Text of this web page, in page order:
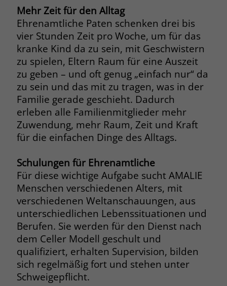
Mehr Zeit für den Alltag
Ehrenamtliche Paten schenken drei bis
vier Stunden Zeit pro Woche, um für das
kranke Kind da zu sein, mit Geschwistern
zu spielen, Eltern Raum für eine Auszeit
zu geben – und oft genug „einfach nur“ da
zu sein und das mit zu tragen, was in der
Familie gerade geschieht. Dadurch
erleben alle Familienmitglieder mehr
Zuwendung, mehr Raum, Zeit und Kraft
für die einfachen Dinge des Alltags.
Schulungen für Ehrenamtliche
Für diese wichtige Aufgabe sucht AMALIE
Menschen verschiedenen Alters, mit
verschiedenen Weltanschauungen, aus
unterschiedlichen Lebenssituationen und
Berufen. Sie werden für den Dienst nach
dem Celler Modell geschult und
qualifiziert, erhalten Supervision, bilden
sich regelmäßig fort und stehen unter
Schweigepflicht.
zum Cookie Opt-In
Name __cf_bm
Anbieter .fonts.net
Laufzeit 30 Minuten
Zweck
This cookie, set by Cloudflare, is used to
support Cloudflare Bot Management.
Anbieter jobs.stiftung-liebenau.de
Laufzeit Session
Zweck
Behält die Zustände des Benutzers bei
allen Seitenanfragen bei.
zusammenzufassen.
Name _gcl_au
Anbieter Google Ads
Laufzeit 90 Tage
Zweck Enthält eine zufallsgenerierte User-ID.
Name _gcl_aw
Anbieter Google Ads
Laufzeit 90 Tage
Zweck
Dieses Cookie wird gesetzt, wenn ein
User über einen Klick auf eine Google
Werbeanzeige auf die Website gelangt.
Es enthält Informationen darüber,
welche Werbeanzeige geklickt wurde,
sodass erzielte Erfolge wie z.B.
Bestellungen oder Kontaktanfragen der